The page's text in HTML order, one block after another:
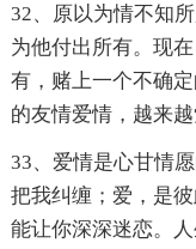
32、原以为情不知
为他付出所有。现
有，赌上一个不确
的友情爱情，越来
33、爱情是心甘情
把我纠缠；爱，是
能让你深深迷恋。